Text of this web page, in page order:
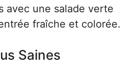
avec une salade verte
fraîche et colorée.
Saines